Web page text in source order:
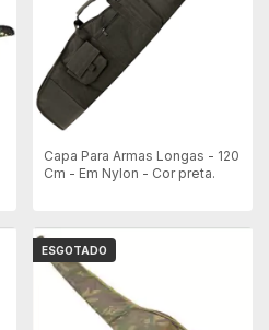
Capa Para Armas Longas - 120
Cm - Em Nylon - Cor preta.
ESGOTADO